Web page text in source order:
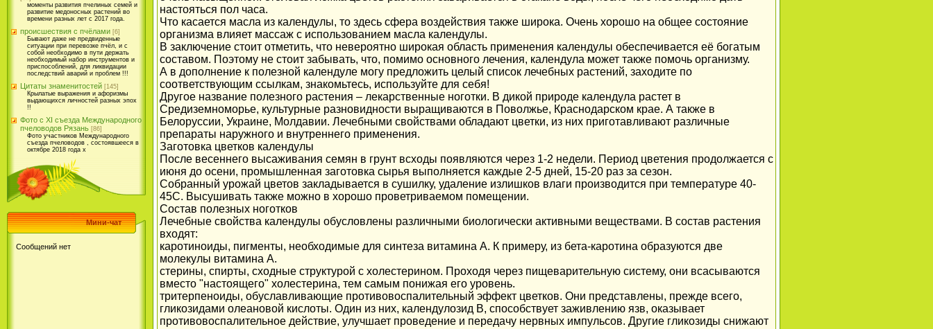
моменты развития пчелиных семей и
развитие медоносных растений во
времени разных лет с 2017 года.
происшествия с пчёлами [6]
Бывают даже не предвиденные
ситуации при перевозке пчёл, и с
собой необходимо в пути держать
необходимый набор инструментов и
приспособлений, для ликвидации
последствий аварий и проблем !!!
Цитаты знаменитостей [145]
Крылатые выражения и афоризмы
выдающихся личностей разных эпох
!!
Фото с XI съезда Международного
пчеловодов Рязань [86]
Фото участников Международного
съезда пчеловодов , состоявшееся в
октябре 2018 года х
Мини-чат
настояться пол часа.
Что касается масла из календулы, то здесь сфера воздействия также широка. Очень хорошо на общее состояние
организма влияет массаж с использованием масла календулы.
В заключение стоит отметить, что невероятно широкая область применения календулы обеспечивается её богатым
составом. Поэтому не стоит забывать, что, помимо основного лечения, календула может также помочь организму.
А в дополнение к полезной календуле могу предложить целый список лечебных растений, заходите по
соответствующим ссылкам, знакомьтесь, используйте для себя!
Другое название полезного растения – лекарственные ноготки. В дикой природе календула растет в
Средиземноморье, культурные разновидности выращиваются в Поволжье, Краснодарском крае. А также в
Белоруссии, Украине, Молдавии. Лечебными свойствами обладают цветки, из них приготавливают различные
препараты наружного и внутреннего применения.
Заготовка цветков календулы
После весеннего высаживания семян в грунт всходы появляются через 1-2 недели. Период цветения продолжается с
июня до осени, промышленная заготовка сырья выполняется каждые 2-5 дней, 15-20 раз за сезон.
Собранный урожай цветов закладывается в сушилку, удаление излишков влаги производится при температуре 40-
45С. Высушивать также можно в хорошо проветриваемом помещении.
Состав полезных ноготков
Лечебные свойства календулы обусловлены различными биологически активными веществами. В состав растения
входят:
каротиноиды, пигменты, необходимые для синтеза витамина А. К примеру, из бета-каротина образуются две
молекулы витамина А.
стерины, спирты, сходные структурой с холестерином. Проходя через пищеварительную систему, они всасываются
вместо "настоящего" холестерина, тем самым понижая его уровень.
тритерпеноиды, обуславливающие противовоспалительный эффект цветков. Они представлены, прежде всего,
гликозидами олеановой кислоты. Один из них, календулозид В, способствует заживлению язв, оказывает
противовоспалительное действие, улучшает проведение и передачу нервных импульсов. Другие гликозиды снижают